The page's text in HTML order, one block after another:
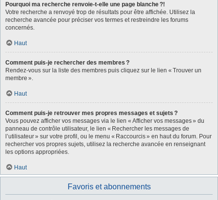
Pourquoi ma recherche renvoie-t-elle une page blanche ?!
Votre recherche a renvoyé trop de résultats pour être affichée. Utilisez la
recherche avancée pour préciser vos termes et restreindre les forums
concernés.
Haut
Comment puis-je rechercher des membres ?
Rendez-vous sur la liste des membres puis cliquez sur le lien « Trouver un
membre ».
Haut
Comment puis-je retrouver mes propres messages et sujets ?
Vous pouvez afficher vos messages via le lien « Afficher vos messages » du
panneau de contrôle utilisateur, le lien « Rechercher les messages de
l’utilisateur » sur votre profil, ou le menu « Raccourcis » en haut du forum. Pour
rechercher vos propres sujets, utilisez la recherche avancée en renseignant
les options appropriées.
Haut
Favoris et abonnements